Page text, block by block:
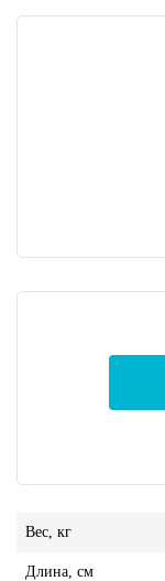
Вес, кг
Длина, см